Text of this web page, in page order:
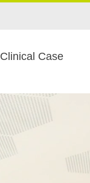
Clinical Case